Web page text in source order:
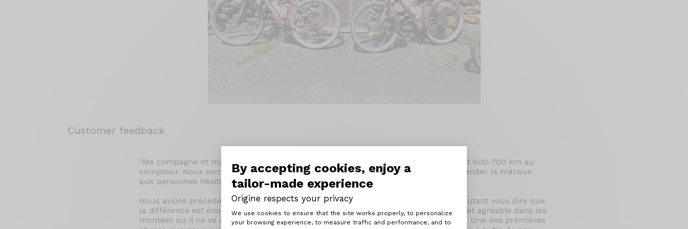
By accepting cookies, enjoy a
tailor-made experience
Origine respects your privacy
Consent Management Platform: Personalize Your Options
We use cookies to ensure that the site works properly, to personalize
your browsing experience, to measure traffic and performance, and to
Axeptio consent
Customer feedback
"Ma compagne et moi avons un Théorème GT depuis maintenant quelques mois et 600-700 km au
compteur. Nous sommes très contents de nos vélos et je me permets de recommander la marque
aux personnes hésitantes.
Nous avions précédemment des 26 pouces alu, entrée de gamme, 3 plateaux, … Autant vous dire que
la différence est énorme. Le vélo est facile à relancer, très sûr dans les descentes et agréable dans les
montées où il ne se cabre pas et fait apprécier son poids plume et son rendement. Une des premières